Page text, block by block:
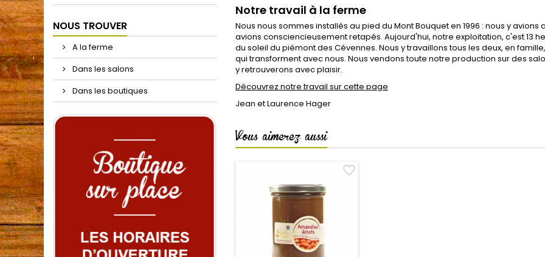
NOUS TROUVER
A la ferme
Dans les salons
Dans les boutiques
Notre travail à la ferme
Nous nous sommes installés au pied du Mont Bouquet en 1996 : nous y
avions consciencieusement retapés. Aujourd'hui, notre exploitation, c'est 13
du soleil du piémont des Cévennes. Nous y travaillons tous les deux, en
qui transforment avec nous. Nous vendons toute notre production sur des
y retrouverons avec plaisir.
Découvrez notre travail sur cette page
Jean et Laurence Hager
Vous aimerez aussi
favorite_border